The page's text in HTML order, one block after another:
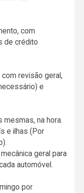
com
de crédito
revisão geral,
e
na hora.
e ilhas (Por
geral para
automóvel.
por